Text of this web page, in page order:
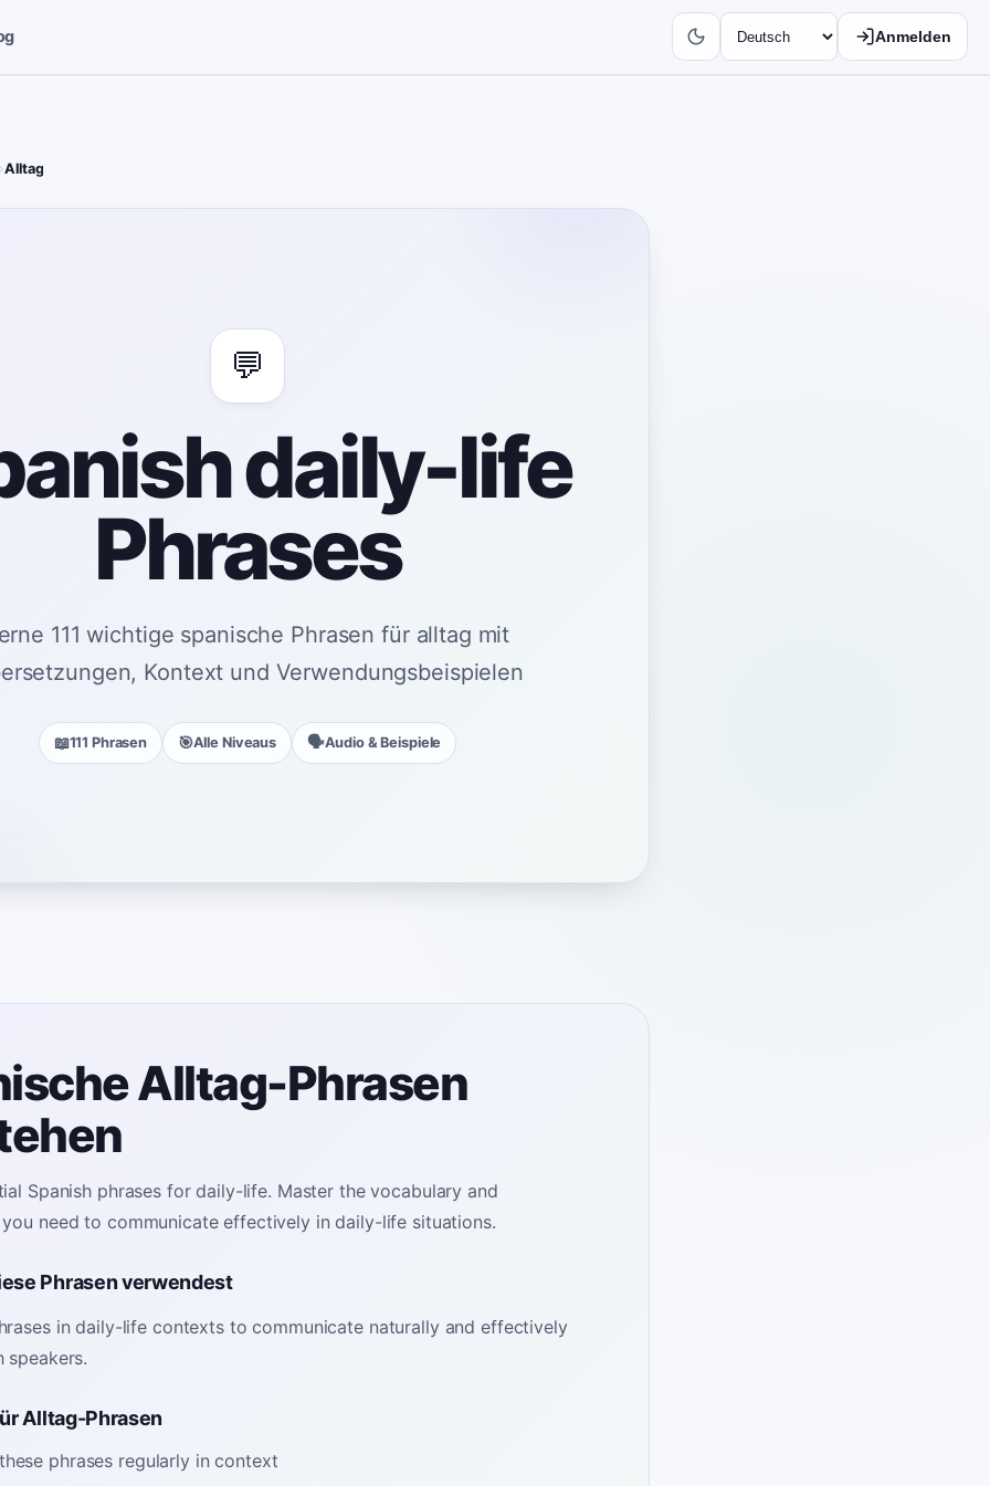
Anmelden
›Alltag
💬
daily-life
Phrases
111 wichtige spanische Phrasen für alltag mit
Kontext und Verwendungsbeispielen
📖111 Phrasen 🎯Alle Niveaus 🗣️Audio & Beispiele
Alltag-Phrasen
Spanish phrases for daily-life. Master the vocabulary and
need to communicate effectively in daily-life situations.
Phrasen verwendest
in daily-life contexts to communicate naturally and effectively
speakers.
Alltag-Phrasen
phrases regularly in context